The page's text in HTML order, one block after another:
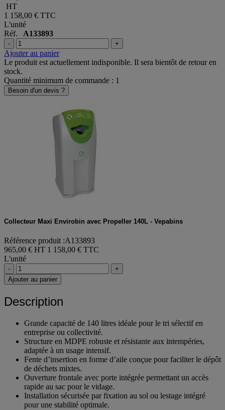
965,00 €
HT
1 158,00 €
L'unité
Réf.A133893
- +
Ajouter au panier
Le produit est actuellement indisponible. Il sera bientôt de retour en
stock.
Quantité minimum de commande : 1
Besoin d'un devis ?
Référence produit :A133893
965,00 € HT
L'unité
-
Description
Grande capacité de 140 litres idéale pour le tri sélectif en
entreprise ou collectivité.
Structure en MDPE robuste et résistante aux intempéries,
adaptée à un usage intensif.
Fente d’insertion en forme d’aile conçue pour faciliter le dépôt
de déchets mixtes.
Ouverture frontale avec porte intégrée permettant un accès
rapide au sac pour le vidage.
Installation sécurisée par fixation au sol ou lestage intégré